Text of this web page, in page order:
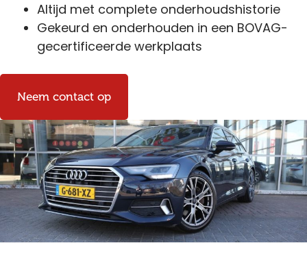
Altijd met complete onderhoudshistorie
Gekeurd en onderhouden in een BOVAG-
gecertificeerde werkplaats
Neem contact op